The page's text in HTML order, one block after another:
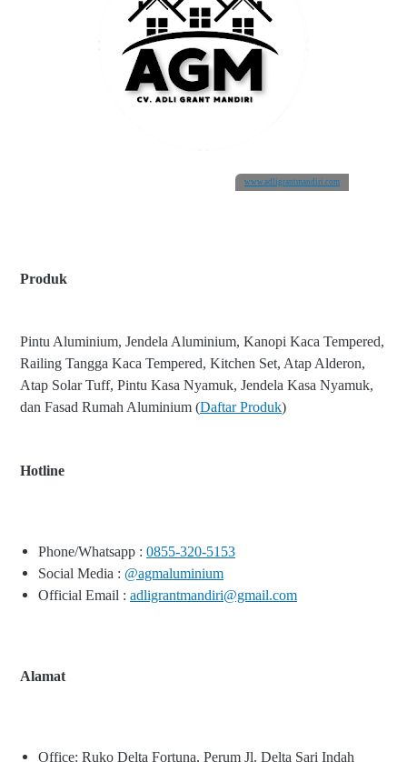
www.adligrantmandiri.com
Produk
Pintu Aluminium, Jendela Aluminium, Kanopi Kaca Tempered,
Railing Tangga Kaca Tempered, Kitchen Set, Atap Alderon,
Atap Solar Tuff, Pintu Kasa Nyamuk, Jendela Kasa Nyamuk,
dan Fasad Rumah Aluminium (Daftar Produk)
Hotline
Phone/Whatsapp : 0855-320-5153
Social Media : @agmaluminium
Official Email : adligrantmandiri@gmail.com
Alamat
Office: Ruko Delta Fortuna, Perum Jl. Delta Sari Indah